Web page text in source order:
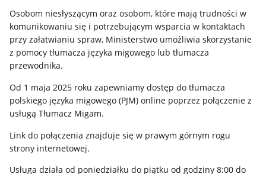
Osobom niesłyszącym oraz osobom, które mają trudności w
komunikowaniu się i potrzebującym wsparcia w kontaktach
przy załatwianiu spraw, Ministerstwo umożliwia skorzystanie
z pomocy tłumacza języka migowego lub tłumacza
przewodnika.
Od 1 maja 2025 roku zapewniamy dostęp do tłumacza
polskiego języka migowego (PJM) online poprzez połączenie z
usługą Tłumacz Migam.
Link do połączenia znajduje się w prawym górnym rogu
strony internetowej.
Usługa działa od poniedziałku do piątku od godziny 8:00 do